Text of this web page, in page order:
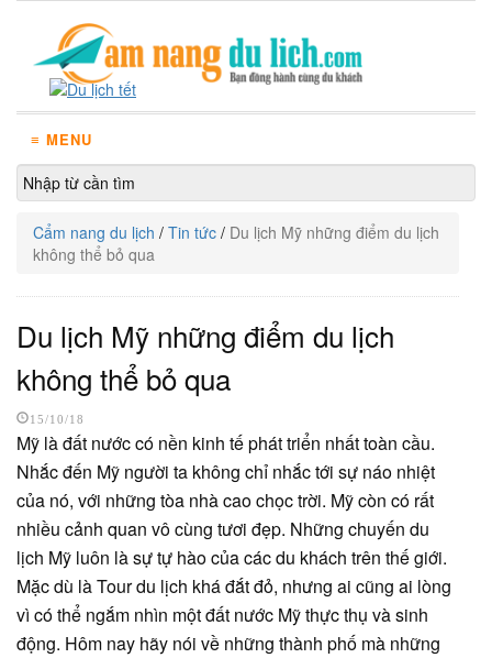
≡ MENU
Cẩm nang du lịch / Tin tức / Du lịch Mỹ những điểm du lịch
không thể bỏ qua
Du lịch Mỹ những điểm du lịch
không thể bỏ qua
15/10/18
Mỹ là đất nước có nền kinh tế phát triển nhất toàn cầu.
Nhắc đến Mỹ người ta không chỉ nhắc tới sự náo nhiệt
của nó, với những tòa nhà cao chọc trời. Mỹ còn có rất
nhiều cảnh quan vô cùng tươi đẹp. Những chuyến du
lịch Mỹ luôn là sự tự hào của các du khách trên thế giới.
Mặc dù là Tour du lịch khá đắt đỏ, nhưng ai cũng ai lòng
vì có thể ngắm nhìn một đất nước Mỹ thực thụ và sinh
động. Hôm nay hãy nói về những thành phố mà những